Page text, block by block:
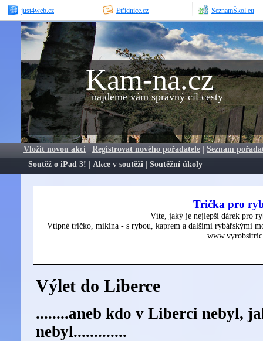
just4web.cz Etřídnice.cz SeznamŠkol.eu
Kam-na.cz
najdeme vám správný cíl cesty
Vložit novou akci | Registrovat nového pořadatele | Seznam
Soutěž o iPad 3! | Akce v soutěži | Soutěžní úkoly
Trička pro
Víte, jaký je nejlepší dárek pro
Vtipné tričko, mikina - s rybou, kaprem a dalšími rybářskými
Výlet do Liberce
........aneb kdo v Liberci nebyl,
nebyl.............